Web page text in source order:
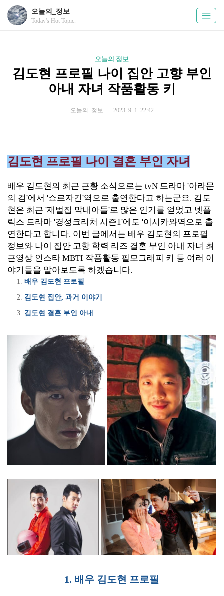
오늘의_정보
Today's Hot Topic.
오늘의 정보
김도현 프로필 나이 집안 고향 부인
아내 자녀 작품활동 키
오늘의_정보 2023. 9. 1. 22:42
김도현 프로필 나이 결혼 부인 자녀
배우 김도현의 최근 근황 소식으로는 tvN 드라마 '아라문
의 검'에서 '쇼르자긴'역으로 출연한다고 하는군요. 김도
현은 최근 '재벌집 막내아들'로 많은 인기를 얻었고 넷플
릭스 드라마 '경성크리처 시즌1'에도 '이시카와역으로 출
연한다고 합니다. 이번 글에서는 배우 김도현의 프로필
정보와 나이 집안 고향 학력 리즈 결혼 부인 아내 자녀 최
근영상 인스타 MBTI 작품활동 필모그래피 키 등 여러 이
야기들을 알아보도록 하겠습니다.
배우 김도현 프로필
김도현 집안, 과거 이야기
김도현 결혼 부인 아내
1. 배우 김도현 프로필